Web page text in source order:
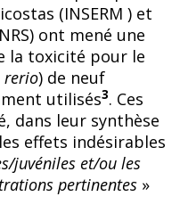
(INSERM ) et
ont mené une
la toxicité pour le
rerio) de neuf
utilisés3. Ces
dans leur synthèse
effets indésirables
juvéniles et/ou les
pertinentes »